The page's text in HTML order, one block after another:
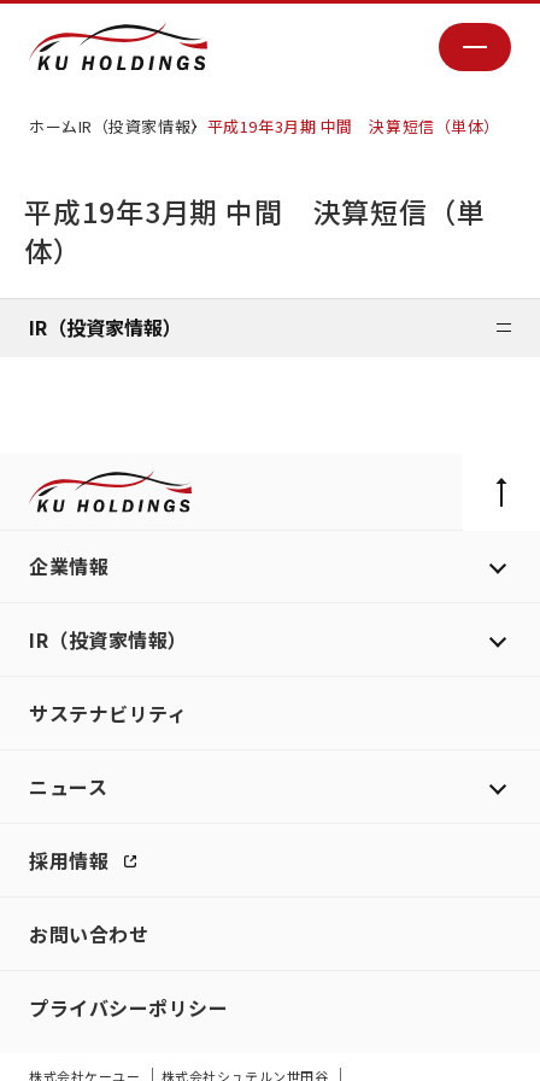
ホームIR（投資家情報） 平成19年3月期 中間 決算短信（単体）
平成19年3月期 中間 決算短信（単
体）
IR（投資家情報）
企業情報
IR（投資家情報）
サステナビリティ
ニュース
採用情報
お問い合わせ
プライバシーポリシー
株式会社ケーユー 株式会社シュテルン世田谷